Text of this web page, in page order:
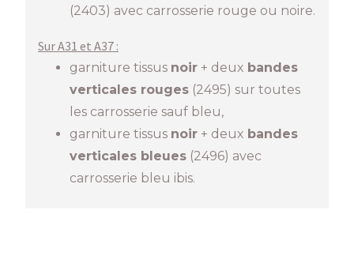
(2403) avec carrosserie rouge ou noire.
Sur A31 et A37 :
garniture tissus noir + deux bandes
verticales rouges (2495) sur toutes
les carrosserie sauf bleu,
garniture tissus noir + deux bandes
verticales bleues (2496) avec
carrosserie bleu ibis.